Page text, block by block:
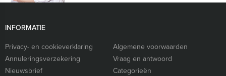
INFORMATIE
Privacy- en cookieverklaring
Algemene voorwaarden
Annuleringsverzekering
Vraag en antwoord
Nieuwsbrief
Categorieën